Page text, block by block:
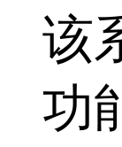
该
功